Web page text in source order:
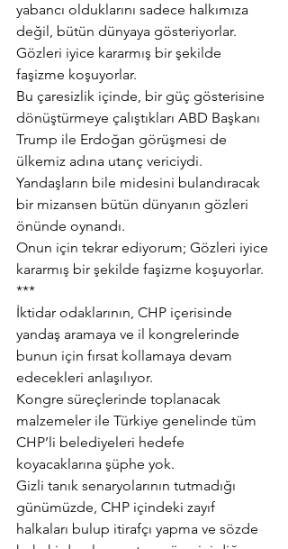
yabancı olduklarını sadece halkımıza
değil, bütün dünyaya gösteriyorlar.
Gözleri iyice kararmış bir şekilde
faşizme koşuyorlar.
Bu çaresizlik içinde, bir güç gösterisine
dönüştürmeye çalıştıkları ABD Başkanı
Trump ile Erdoğan görüşmesi de
ülkemiz adına utanç vericiydi.
Yandaşların bile midesini bulandıracak
bir mizansen bütün dünyanın gözleri
önünde oynandı.
Onun için tekrar ediyorum; Gözleri iyice
kararmış bir şekilde faşizme koşuyorlar.
***
İktidar odaklarının, CHP içerisinde
yandaş aramaya ve il kongrelerinde
bunun için fırsat kollamaya devam
edecekleri anlaşılıyor.
Kongre süreçlerinde toplanacak
malzemeler ile Türkiye genelinde tüm
CHP’li belediyeleri hedefe
koyacaklarına şüphe yok.
Gizli tanık senaryolarının tutmadığı
günümüzde, CHP içindeki zayıf
halkaları bulup itirafçı yapma ve sözde